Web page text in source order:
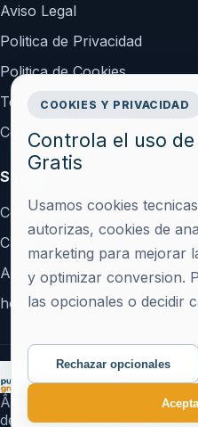
Aviso Legal
Politica de Privacidad
Politica de Cookies
Terminos y Condiciones
Configurar cookies
Soporte
Contacto
Crear cuenta
Acceder
hola@publicagratis.es
Â© 2026 Publica Gratis Â·
de notas de prensa y
COOKIES Y PRIVACIDAD
Controla el uso
Gratis
Usamos cookies
autorizas, cookies de
marketing para mejorar
y optimizar conversion.
las opcionales o decidir
Rechazar opcionales